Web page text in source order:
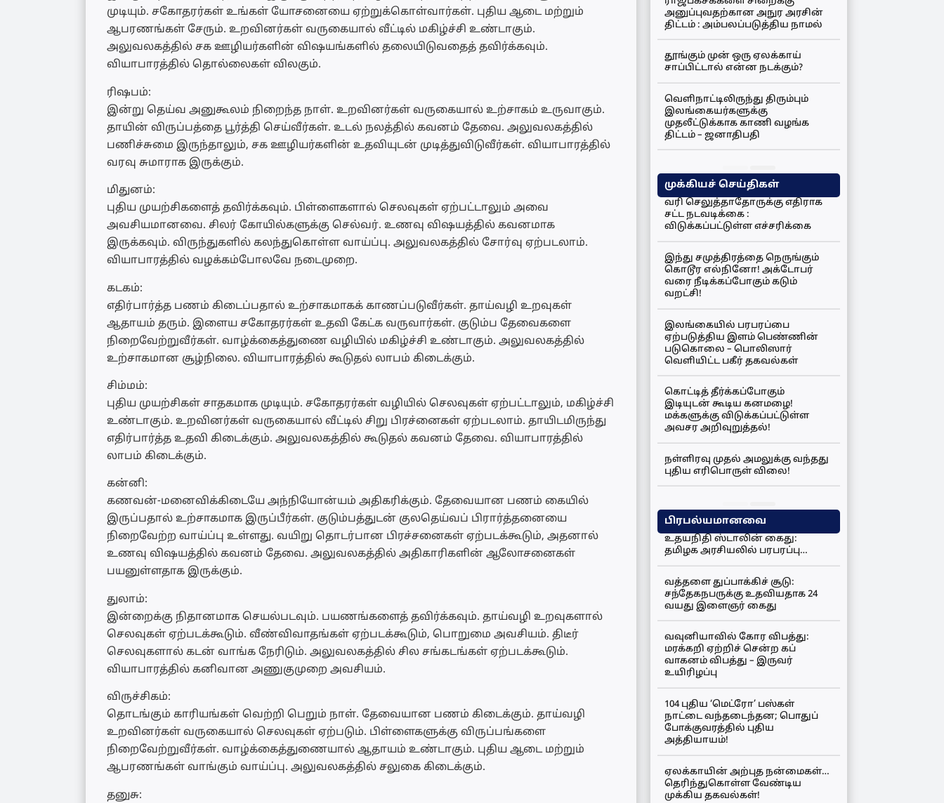
முடியும். சகோதரர்கள் உங்கள் யோசனையை ஏற்றுக்கொள்வார்கள். புதிய ஆடை மற்றும்
ஆபரணங்கள் சேரும். உறவினர்கள் வருகையால் வீட்டில் மகிழ்ச்சி உண்டாகும்.
அலுவலகத்தில் சக ஊழியர்களின் விஷயங்களில் தலையிடுவதைத் தவிர்க்கவும்.
வியாபாரத்தில் தொல்லைகள் விலகும்.
ரிஷபம்:
இன்று தெய்வ அனுகூலம் நிறைந்த நாள். உறவினர்கள் வருகையால் உற்சாகம் உருவாகும்.
தாயின் விருப்பத்தை பூர்த்தி செய்வீர்கள். உடல் நலத்தில் கவனம் தேவை. அலுவலகத்தில்
பணிச்சுமை இருந்தாலும், சக ஊழியர்களின் உதவியுடன் முடித்துவிடுவீர்கள். வியாபாரத்தில்
வரவு சுமாராக இருக்கும்.
மிதுனம்:
புதிய முயற்சிகளைத் தவிர்க்கவும். பிள்ளைகளால் செலவுகள் ஏற்பட்டாலும் அவை
அவசியமானவை. சிலர் கோயில்களுக்கு செல்வர். உணவு விஷயத்தில் கவனமாக
இருக்கவும். விருந்துகளில் கலந்துகொள்ள வாய்ப்பு. அலுவலகத்தில் சோர்வு ஏற்படலாம்.
வியாபாரத்தில் வழக்கம்போலவே நடைமுறை.
கடகம்:
எதிர்பார்த்த பணம் கிடைப்பதால் உற்சாகமாகக் காணப்படுவீர்கள். தாய்வழி உறவுகள்
ஆதாயம் தரும். இளைய சகோதரர்கள் உதவி கேட்க வருவார்கள். குடும்ப தேவைகளை
நிறைவேற்றுவீர்கள். வாழ்க்கைத்துணை வழியில் மகிழ்ச்சி உண்டாகும். அலுவலகத்தில்
உற்சாகமான சூழ்நிலை. வியாபாரத்தில் கூடுதல் லாபம் கிடைக்கும்.
சிம்மம்:
புதிய முயற்சிகள் சாதகமாக முடியும். சகோதரர்கள் வழியில் செலவுகள் ஏற்பட்டாலும், மகிழ்ச்சி
உண்டாகும். உறவினர்கள் வருகையால் வீட்டில் சிறு பிரச்னைகள் ஏற்படலாம். தாயிடமிருந்து
எதிர்பார்த்த உதவி கிடைக்கும். அலுவலகத்தில் கூடுதல் கவனம் தேவை. வியாபாரத்தில்
லாபம் கிடைக்கும்.
கன்னி:
கணவன்-மனைவிக்கிடையே அந்நியோன்யம் அதிகரிக்கும். தேவையான பணம் கையில்
இருப்பதால் உற்சாகமாக இருப்பீர்கள். குடும்பத்துடன் குலதெய்வப் பிரார்த்தனையை
நிறைவேற்ற வாய்ப்பு உள்ளது. வயிறு தொடர்பான பிரச்சனைகள் ஏற்படக்கூடும், அதனால்
உணவு விஷயத்தில் கவனம் தேவை. அலுவலகத்தில் அதிகாரிகளின் ஆலோசனைகள்
பயனுள்ளதாக இருக்கும்.
துலாம்:
இன்றைக்கு நிதானமாக செயல்படவும். பயணங்களைத் தவிர்க்கவும். தாய்வழி உறவுகளால்
செலவுகள் ஏற்படக்கூடும். வீண்விவாதங்கள் ஏற்படக்கூடும், பொறுமை அவசியம். திடீர்
செலவுகளால் கடன் வாங்க நேரிடும். அலுவலகத்தில் சில சங்கடங்கள் ஏற்படக்கூடும்.
வியாபாரத்தில் கனிவான அணுகுமுறை அவசியம்.
விருச்சிகம்:
தொடங்கும் காரியங்கள் வெற்றி பெறும் நாள். தேவையான பணம் கிடைக்கும். தாய்வழி
உறவினர்கள் வருகையால் செலவுகள் ஏற்படும். பிள்ளைகளுக்கு விருப்பங்களை
நிறைவேற்றுவீர்கள். வாழ்க்கைத்துணையால் ஆதாயம் உண்டாகும். புதிய ஆடை மற்றும்
ஆபரணங்கள் வாங்கும் வாய்ப்பு. அலுவலகத்தில் சலுகை கிடைக்கும்.
தனுசு:
அனுப்புவதற்கான அநுர அரசின்
திட்டம் : அம்பலப்படுத்திய நாமல்
தூங்கும் முன் ஒரு ஏலக்காய்
சாப்பிட்டால் என்ன நடக்கும்?
வெளிநாட்டிலிருந்து திரும்பும்
இலங்கையர்களுக்கு
முதலீட்டுக்காக காணி வழங்க
திட்டம் – ஜனாதிபதி
முக்கியச் செய்திகள்
வரி செலுத்தாதோருக்கு எதிராக
சட்ட நடவடிக்கை :
விடுக்கப்பட்டுள்ள எச்சரிக்கை
இந்து சமுத்திரத்தை நெருங்கும்
கொடூர எல்நினோ! அக்டோபர்
வரை நீடிக்கப்போகும் கடும்
வறட்சி!
இலங்கையில் பரபரப்பை
ஏற்படுத்திய இளம் பெண்ணின்
படுகொலை – பொலிஸார்
வெளியிட்ட பகீர் தகவல்கள்
கொட்டித் தீர்க்கப்போகும்
இடியுடன் கூடிய கனமழை!
மக்களுக்கு விடுக்கப்பட்டுள்ள
அவசர அறிவுறுத்தல்!
நள்ளிரவு முதல் அமலுக்கு வந்தது
புதிய எரிபொருள் விலை!
பிரபல்யமானவை
உதயநிதி ஸ்டாலின் கைது:
தமிழக அரசியலில் பரபரப்பு…
வத்தளை துப்பாக்கிச் சூடு:
சந்தேகநபருக்கு உதவியதாக 24
வயது இளைஞர் கைது
வவுனியாவில் கோர விபத்து:
மரக்கறி ஏற்றிச் சென்ற கப்
வாகனம் விபத்து – இருவர்
உயிரிழப்பு
104 புதிய ‘மெட்ரோ’ பஸ்கள்
நாட்டை வந்தடைந்தன; பொதுப்
போக்குவரத்தில் புதிய
அத்தியாயம்!
ஏலக்காயின் அற்புத நன்மைகள்…
தெரிந்துகொள்ள வேண்டிய
முக்கிய தகவல்கள்!